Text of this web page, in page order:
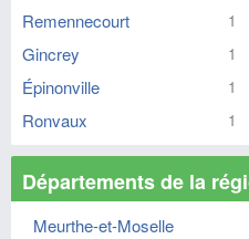
Remennecourt 1
Gincrey 1
Épinonville 1
Ronvaux 1
Départements de la
Meurthe-et-Moselle